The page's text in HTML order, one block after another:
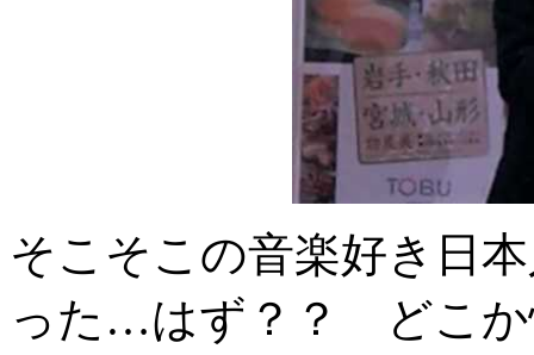
そこそこの音楽好き日
った…はず？？ どこか